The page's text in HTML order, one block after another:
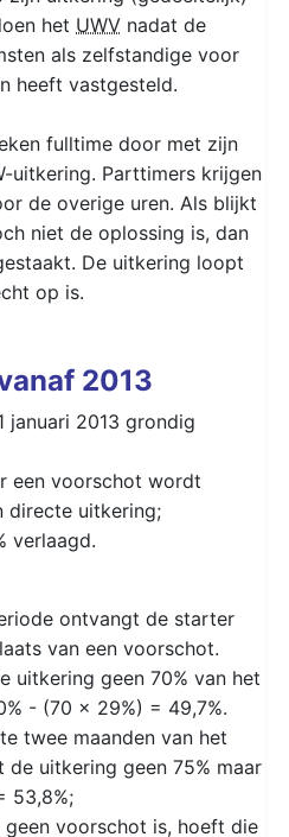
het UWV nadat de
als zelfstandige voor
heeft vastgesteld.
fulltime door met zijn
uitkering. Parttimers krijgen
de overige uren. Als blijkt
niet de oplossing is, dan
De uitkering loopt
op is.
2013
januari 2013 grondig
een voorschot wordt
directe uitkering;
verlaagd.
ontvangt de starter
van een voorschot.
uitkering geen 70% van het
- (70 x 29%) = 49,7%.
twee maanden van het
de uitkering geen 75% maar
53,8%;
voorschot is, hoeft die